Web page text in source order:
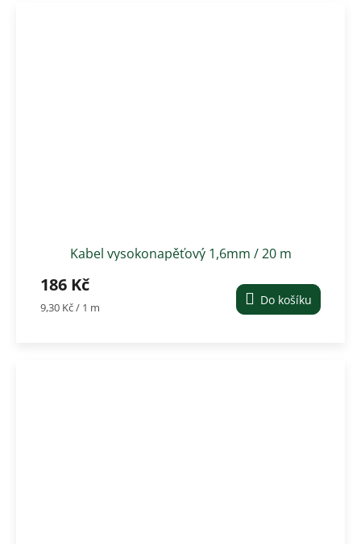
Kabel vysokonapěťový 1,6mm / 20 m
186 Kč
Měrná
9,30 Kč / 1 m Do košíku